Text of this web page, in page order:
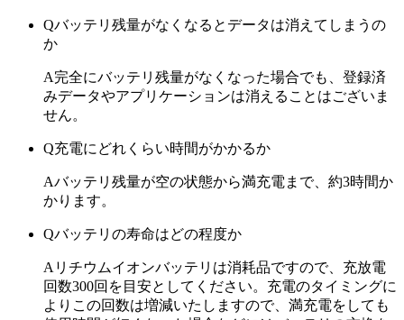
Qバッテリ残量がなくなるとデータは消えてしまうの
か
A完全にバッテリ残量がなくなった場合でも、登録済
みデータやアプリケーションは消えることはございま
せん。
Q充電にどれくらい時間がかかるか
Aバッテリ残量が空の状態から満充電まで、約3時間か
かります。
Qバッテリの寿命はどの程度か
A リチウムイオンバッテリは消耗品ですので、充放電
回数300回を目安としてください。充電のタイミングに
よりこの回数は増減いたしますので、満充電をしても